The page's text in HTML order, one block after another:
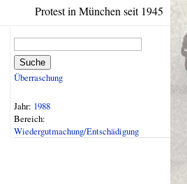
Protest in München seit 1945
Suche
Überraschung
Jahr: 1988
Bereich:
Wiedergutmachung/Entschädigung